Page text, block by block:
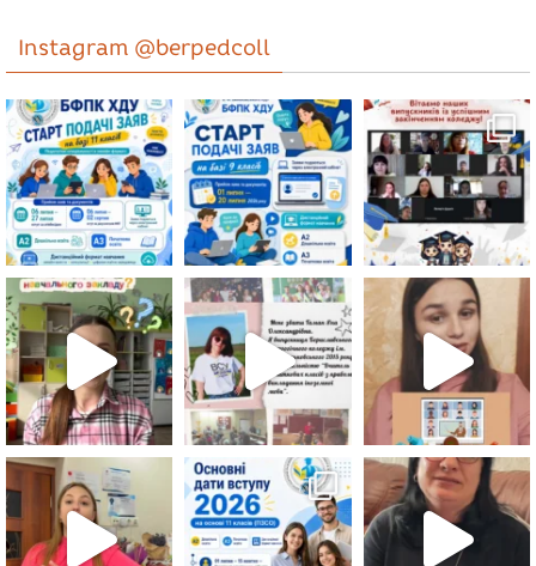
Instagram @berpedcoll